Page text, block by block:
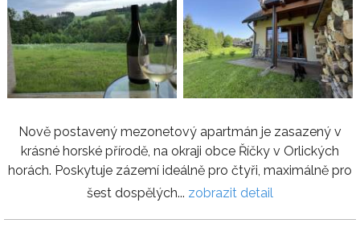
Nově postavený mezonetový apartmán je zasazený v
krásné horské přírodě, na okraji obce Říčky v Orlických
horách. Poskytuje zázemí ideálně pro čtyři, maximálně pro
šest dospělých... zobrazit detail